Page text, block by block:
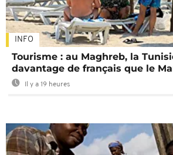
INFO
Tourisme : au Maghreb, la
davantage de français que le
Il y a 19 heures